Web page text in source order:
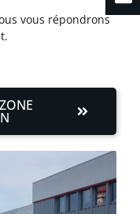
vous répondrons